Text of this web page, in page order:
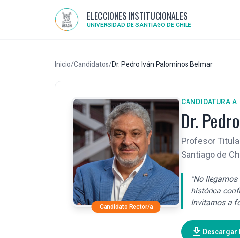
ELECCIONES INSTITUCIONALES
UNIVERSIDAD DE SANTIAGO DE CHILE
Inicio/Candidatos/Dr. Pedro Iván Palominos Belmar
Candidato Rector/a
CANDIDATURA
Dr.
Profesor
Santiago de
"No
histórica
Invitamos a
download Descargar